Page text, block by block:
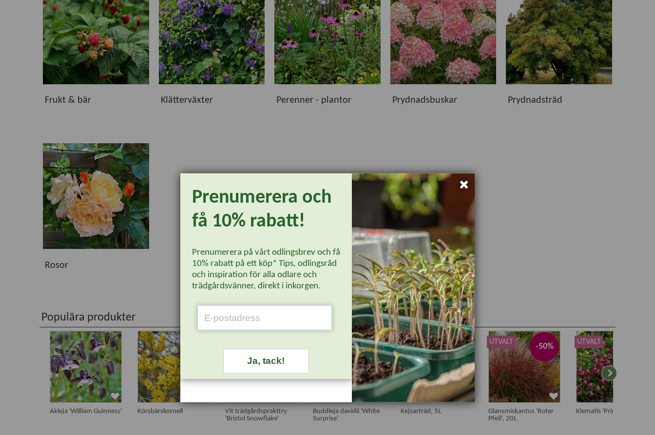
många år.
Kvalitet från vår plantskola
Våra växter kommer både från vår egen odling och från ledande växtleverantörer. Gemensamt är att de håller hög kvalitet och är noggrant utvalda för att etablera
sig väl och utvecklas i svenska trädgårdar. I produktinformationen hittar du råd om växtplats, härdighet, plantering och skötsel för respektive växt.
Frukt & bär Klätterväxter Perenner - plantor Prydnadsbuskar Prydnadsträd
Rosor
Populära produkter
Akleja 'William Guinness' Körsbärskornell
Vit trädgårdsprakttry
'Bristol Snowflake'
Buddleja davidii 'White
Surprise'
-50%
UTVALT
Kejsarträd, 5L
-50%
UTVALT
Glansmiskantus 'Roter
Pfeil', 20L
UTVALT
Klematis 'Princess Diana'
Prenumerera och
få 10% rabatt!
Prenumerera på vårt odlingsbrev och få
10% rabatt på ett köp* Tips, odlingsråd
och inspiration för alla odlare och
trädgårdsvänner, direkt i inkorgen.
Ja, tack!